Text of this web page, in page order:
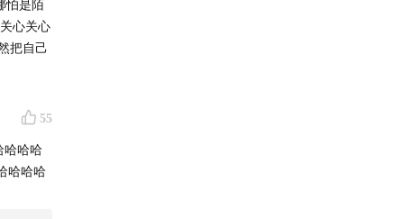
心关心
把自己
55
哈哈哈
哈哈哈